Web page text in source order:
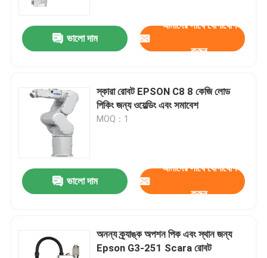
পণ্য
আমাদের সম্পর্কে
মান নিয়ন্ত্রণ
ভালো দাম
আমাদের সাথে যোগাযোগ
করুন
স্কারা রোবট EPSON C8 8 কেজি লোড
পিকিং জন্য ওয়েল্ডিং এবং সমাবেশ
MOQ：1
ভালো দাম
আমাদের সাথে যোগাযোগ
করুন
অনন্য ক্র্যাঙ্ক অপশন পিক এবং স্থান জন্য
Epson G3-251 Scara রোবট